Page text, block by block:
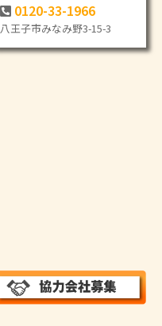
0120-33-1966
八王子市みなみ野3-15-3